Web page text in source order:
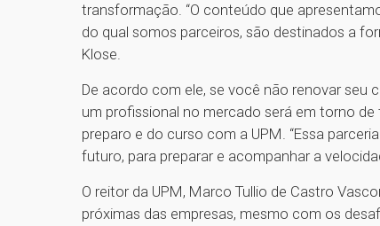
transformação. “O conteúdo que
do qual somos parceiros, são destinados a
Klose.
De acordo com ele, se você não renovar
um profissional no mercado será em torno
preparo e do curso com a UPM. “Essa
futuro, para preparar e acompanhar a
O reitor da UPM, Marco Tullio de Castro
próximas das empresas, mesmo com os